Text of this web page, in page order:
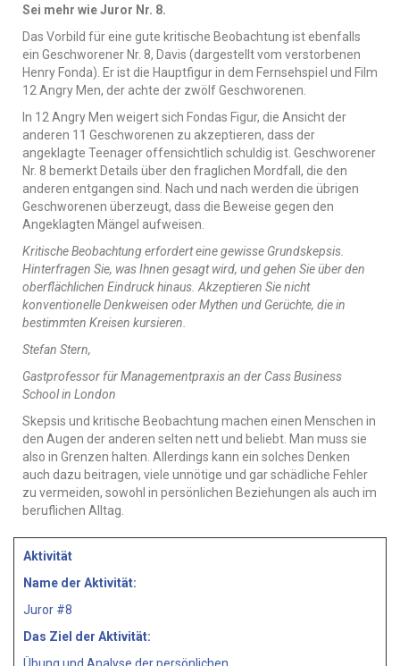
Sei mehr wie Juror Nr. 8.
Das Vorbild für eine gute kritische Beobachtung ist ebenfalls
ein Geschworener Nr. 8, Davis (dargestellt vom verstorbenen
Henry Fonda). Er ist die Hauptfigur in dem Fernsehspiel und Film
12 Angry Men, der achte der zwölf Geschworenen.
In 12 Angry Men weigert sich Fondas Figur, die Ansicht der
anderen 11 Geschworenen zu akzeptieren, dass der
angeklagte Teenager offensichtlich schuldig ist. Geschworener
Nr. 8 bemerkt Details über den fraglichen Mordfall, die den
anderen entgangen sind. Nach und nach werden die übrigen
Geschworenen überzeugt, dass die Beweise gegen den
Angeklagten Mängel aufweisen.
Kritische Beobachtung erfordert eine gewisse Grundskepsis.
Hinterfragen Sie, was Ihnen gesagt wird, und gehen Sie über den
oberflächlichen Eindruck hinaus. Akzeptieren Sie nicht
konventionelle Denkweisen oder Mythen und Gerüchte, die in
bestimmten Kreisen kursieren.
Stefan Stern,
Gastprofessor für Managementpraxis an der Cass Business
School in London
Skepsis und kritische Beobachtung machen einen Menschen in
den Augen der anderen selten nett und beliebt. Man muss sie
also in Grenzen halten. Allerdings kann ein solches Denken
auch dazu beitragen, viele unnötige und gar schädliche Fehler
zu vermeiden, sowohl in persönlichen Beziehungen als auch im
beruflichen Alltag.
Aktivität
Name der Aktivität:
Juror #8
Das Ziel der Aktivität:
Übung und Analyse der persönlichen